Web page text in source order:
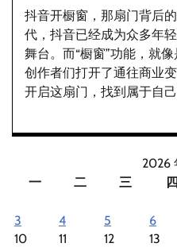
抖音开橱窗，那扇门背后
代，抖音已经成为众多年
舞台。而“橱窗”功能，就
创作者们打开了通往商业
开启这扇门，找到属于自
2026
一
二 三 四
3
4 5 6
10
11 12 13